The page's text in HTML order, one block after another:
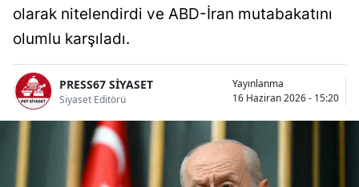
olarak nitelendirdi ve ABD-İran mutabakatını
olumlu karşıladı.
PRESS67 SİYASET
Siyaset Editörü
Yayınlanma
16 Haziran 2026 - 15:20